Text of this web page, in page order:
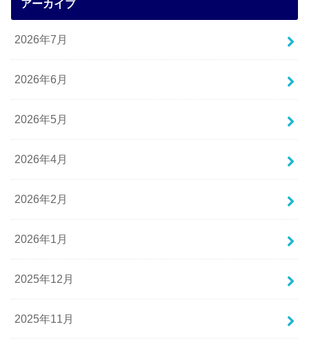
アーカイブ
2026年7月
2026年6月
2026年5月
2026年4月
2026年2月
2026年1月
2025年12月
2025年11月